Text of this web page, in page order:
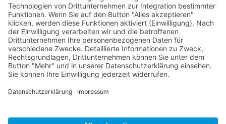
gelesen und akzeptiere*
* Pflichtfelder